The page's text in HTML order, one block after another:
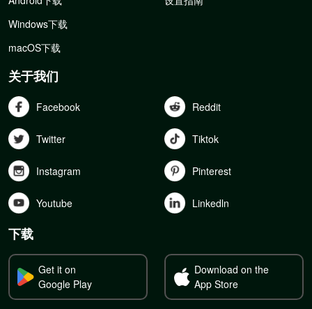
Windows下载
macOS下载
关于我们
Facebook Reddit
Twitter Tiktok
Instagram Pinterest
Youtube Linkedln
下载
Get it on
Google Play
Download on the
App Store